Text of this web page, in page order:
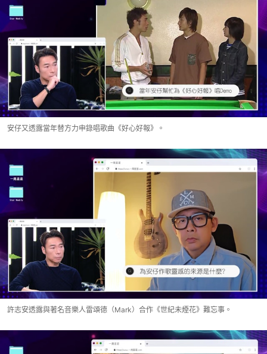
安仔又透露當年替方力申錄唱歌曲《好心好報》。
許志安透露與著名音樂人雷頌德（Mark）合作《世紀未煙花》難忘事。